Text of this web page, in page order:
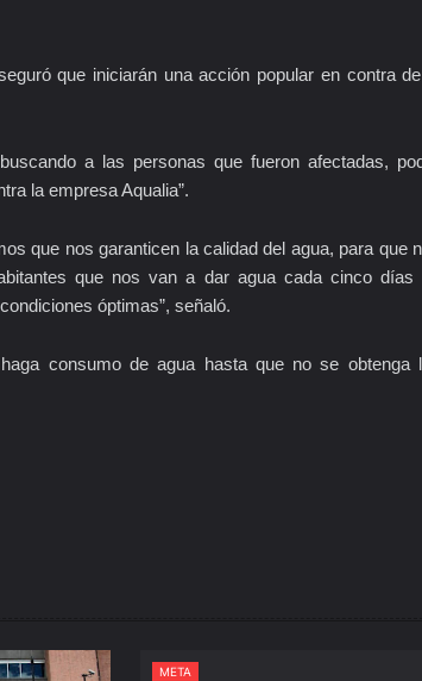
que iniciarán una acción popular en contra
a las personas que fueron afectadas,
la empresa Aqualia”.
que nos garanticen la calidad del agua, para que
que nos van a dar agua cada cinco días
óptimas”, señaló.
consumo de agua hasta que no se obtenga
META